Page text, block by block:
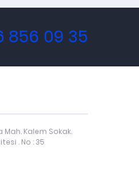
856 09 35
Kalem Sokak.
. No : 35